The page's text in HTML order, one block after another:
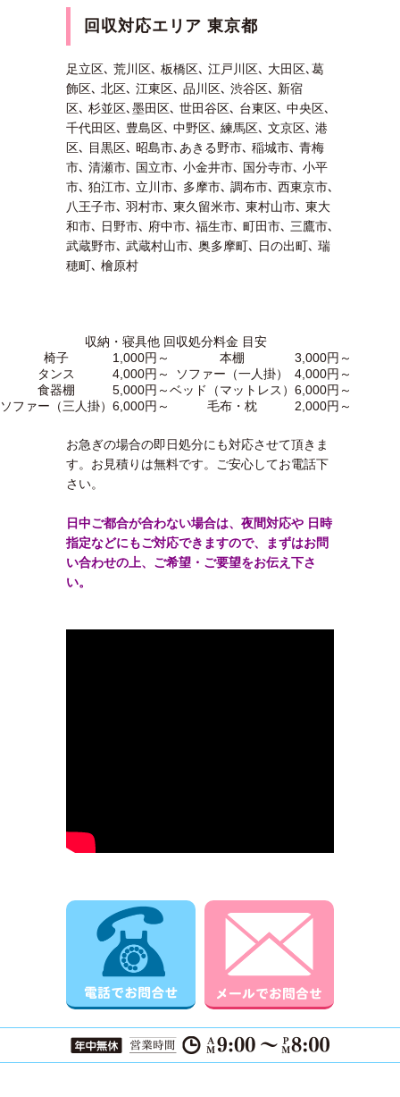
回収対応エリア 東京都
足立区､ 荒川区､ 板橋区､ 江戸川区､ 大田区､葛
飾区､ 北区､ 江東区､ 品川区､ 渋谷区､ 新宿
区､ 杉並区､墨田区､ 世田谷区､ 台東区､ 中央区､
千代田区､ 豊島区､ 中野区､ 練馬区､ 文京区､ 港
区､ 目黒区､ 昭島市､あきる野市､ 稲城市､ 青梅
市､ 清瀬市､ 国立市､ 小金井市､ 国分寺市､ 小平
市､ 狛江市､ 立川市､ 多摩市､ 調布市､ 西東京市､
八王子市､ 羽村市､ 東久留米市､ 東村山市､ 東大
和市､ 日野市､ 府中市､ 福生市､ 町田市､ 三鷹市､
武蔵野市､ 武蔵村山市､ 奥多摩町､ 日の出町､ 瑞
穂町､ 檜原村
収納・寝具他 回収処分料金 目安
椅子
1,000円～ 本棚
3,000円～
タンス
4,000円～ ソファー（一人掛）
4,000円～
食器棚
5,000円～ベッド（マットレス） 6,000円～
ソファー（三人掛） 6,000円～ 毛布・枕 2,000円～
お急ぎの場合の即日処分にも対応させて頂きま
す。お見積りは無料です。ご安心してお電話下
さい。
日中ご都合が合わない場合は、夜間対応や 日時
指定などにもご対応できますので、まずはお問
い合わせの上、ご希望・ご要望をお伝え下さ
い。
電話でお問合せ